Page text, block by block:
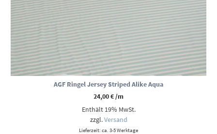
AGF Ringel Jersey Striped Alike Aqua
24,00€/m
Enthält 19% MwSt.
zzgl.Versand
Lieferzeit: ca. 3-5 Werktage